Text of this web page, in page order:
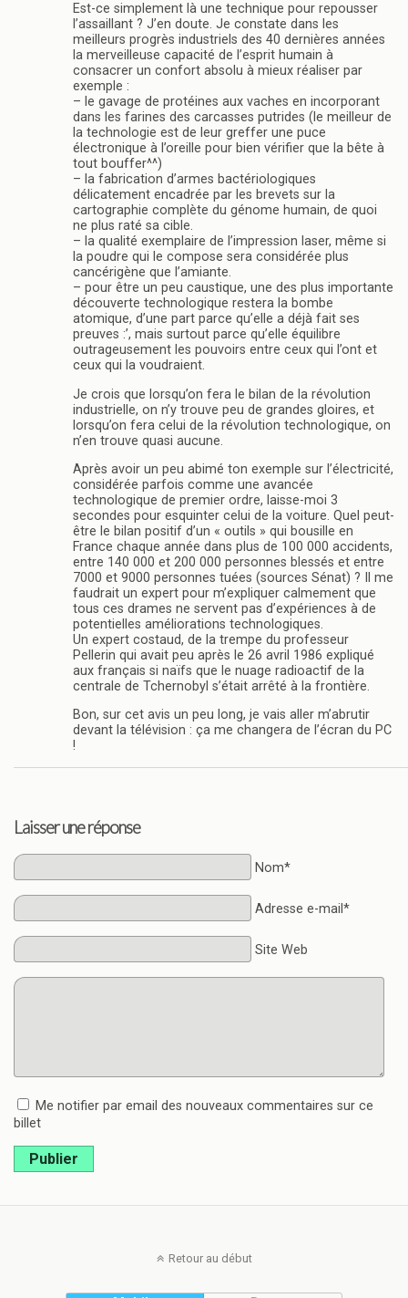
Est-ce simplement là une technique pour repousser
l’assaillant ? J’en doute. Je constate dans les
meilleurs progrès industriels des 40 dernières années
la merveilleuse capacité de l’esprit humain à
consacrer un confort absolu à mieux réaliser par
exemple :
– le gavage de protéines aux vaches en incorporant
dans les farines des carcasses putrides (le meilleur de
la technologie est de leur greffer une puce
électronique à l’oreille pour bien vérifier que la bête à
tout bouffer^^)
– la fabrication d’armes bactériologiques
délicatement encadrée par les brevets sur la
cartographie complète du génome humain, de quoi
ne plus raté sa cible.
– la qualité exemplaire de l’impression laser, même si
la poudre qui le compose sera considérée plus
cancérigène que l’amiante.
– pour être un peu caustique, une des plus importante
découverte technologique restera la bombe
atomique, d’une part parce qu’elle a déjà fait ses
preuves :’, mais surtout parce qu’elle équilibre
outrageusement les pouvoirs entre ceux qui l’ont et
ceux qui la voudraient.
Je crois que lorsqu’on fera le bilan de la révolution
industrielle, on n’y trouve peu de grandes gloires, et
lorsqu’on fera celui de la révolution technologique, on
n’en trouve quasi aucune.
Après avoir un peu abimé ton exemple sur l’électricité,
considérée parfois comme une avancée
technologique de premier ordre, laisse-moi 3
secondes pour esquinter celui de la voiture. Quel peut-
être le bilan positif d’un « outils » qui bousille en
France chaque année dans plus de 100 000 accidents,
entre 140 000 et 200 000 personnes blessés et entre
7000 et 9000 personnes tuées (sources Sénat) ? Il me
faudrait un expert pour m’expliquer calmement que
tous ces drames ne servent pas d’expériences à de
potentielles améliorations technologiques.
Un expert costaud, de la trempe du professeur
Pellerin qui avait peu après le 26 avril 1986 expliqué
aux français si naïfs que le nuage radioactif de la
centrale de Tchernobyl s’était arrêté à la frontière.
Bon, sur cet avis un peu long, je vais aller m’abrutir
devant la télévision : ça me changera de l’écran du PC
!
Laisser une réponse
Nom*
Adresse e-mail*
Site Web
Me notifier par email des nouveaux commentaires sur ce
billet
Publier
Retour au début